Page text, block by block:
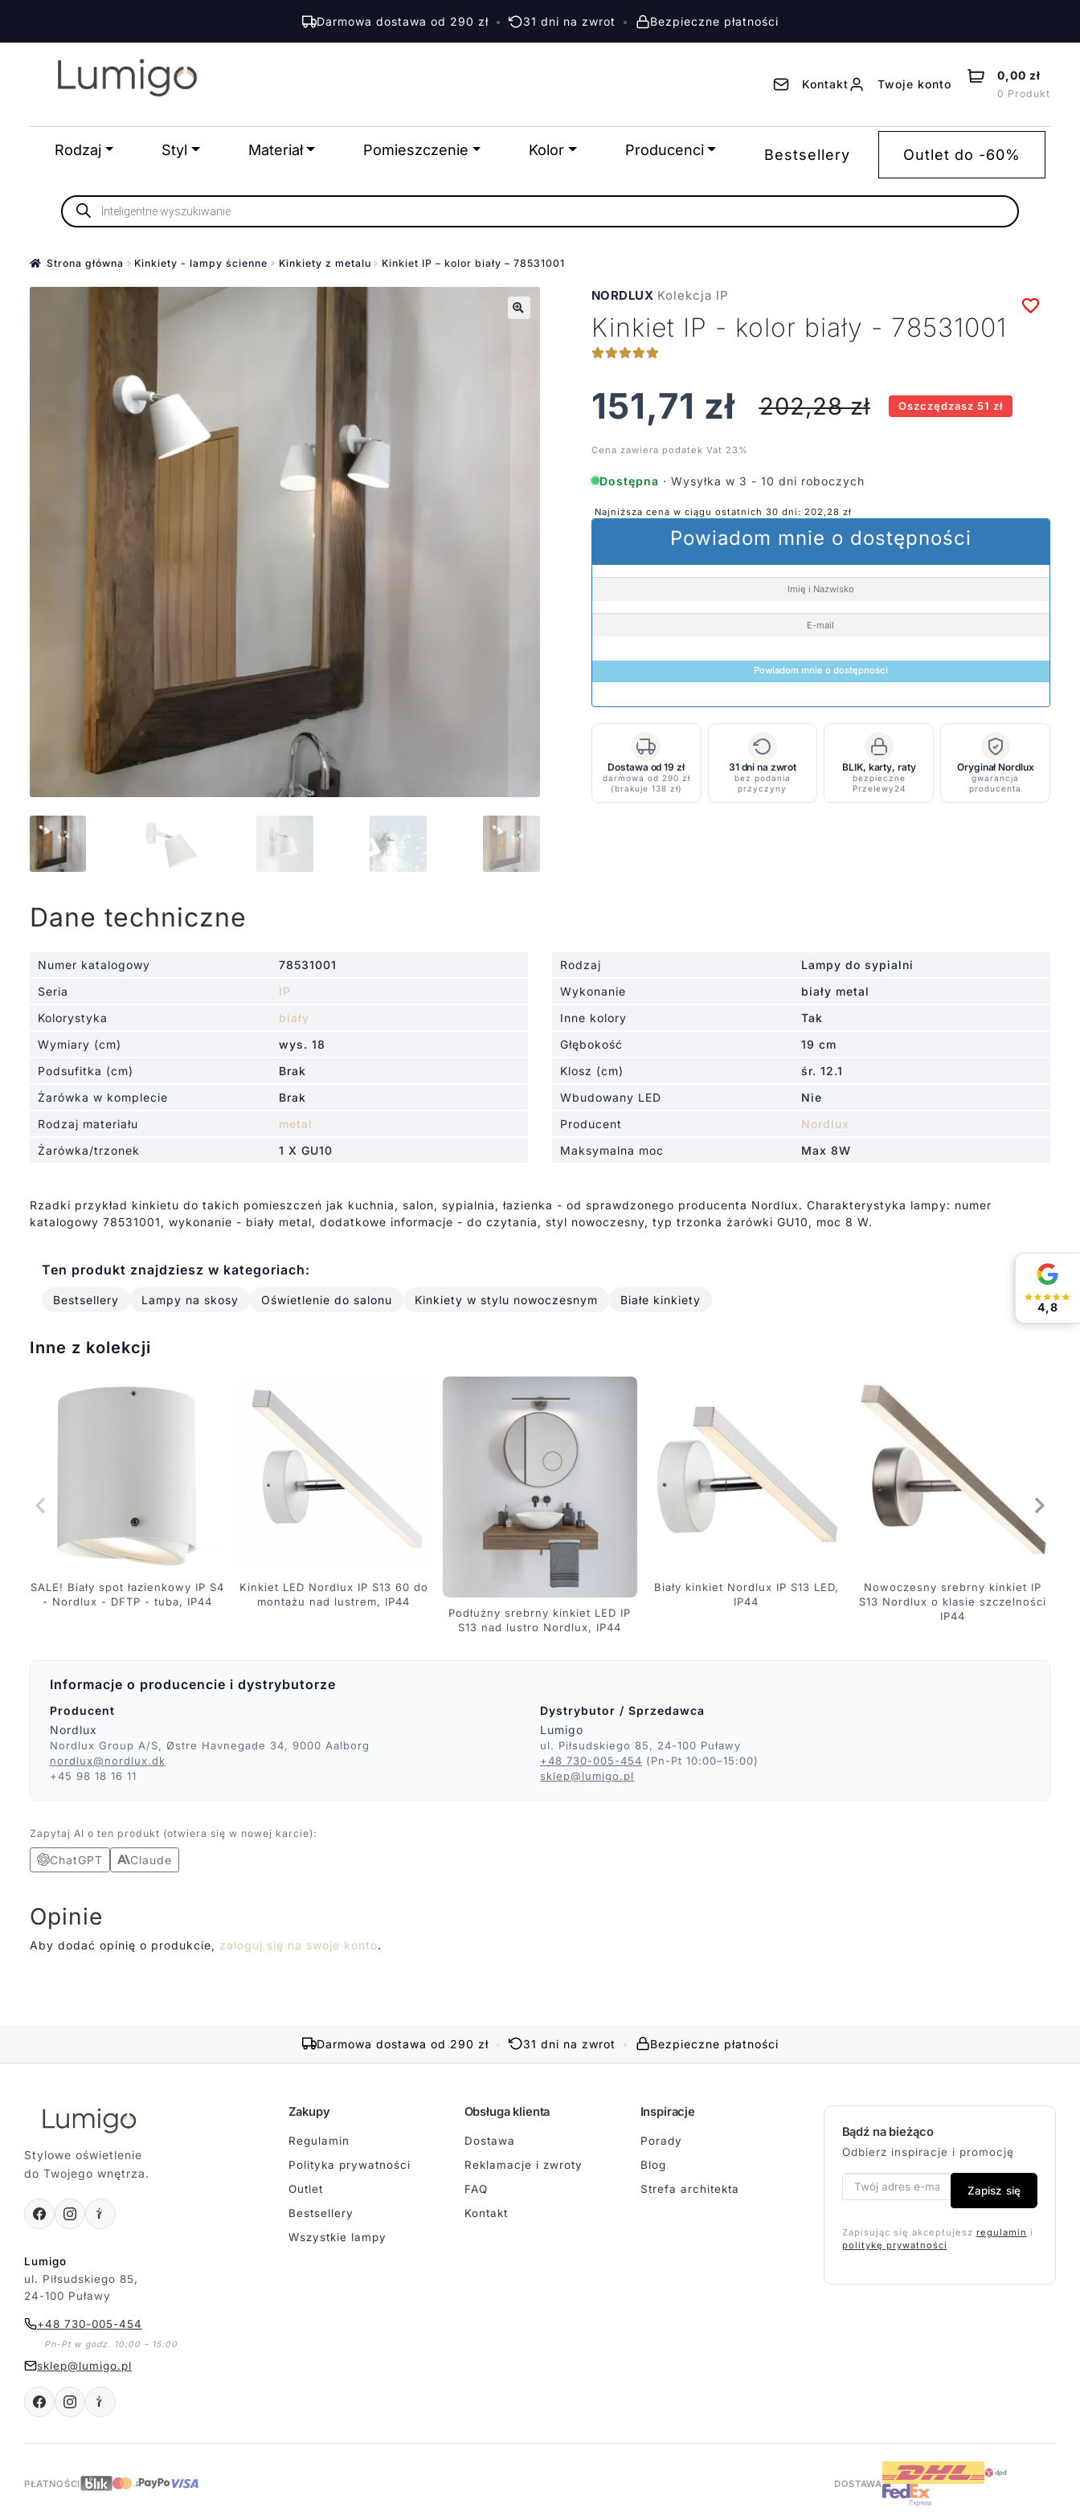
Darmowa dostawa od 290 zł • 31 dni na zwrot • Bezpieczne płatności
Przejdź
nawigacji
Przejdź
treści
Kontakt Twoje konto
Rodzaj Styl Materiał Pomieszczenie Kolor Producenci Bestsellery Outlet do -60%
0,00 zł
0 Produkt
Wyszukiwarka
produktów
Strona główna Kinkiety - lampy ścienne Kinkiety z metalu Kinkiet IP – kolor biały – 78531001
NORDLUX Kolekcja IP
Kinkiet IP - kolor biały - 78531001
151,71 zł 202,28zł Oszczędzasz 51 zł
Cena zawiera podatek Vat 23%
Dostępna · Wysyłka w 3 - 10 dni roboczych
Najniższa cena w ciągu ostatnich 30 dni: 202,28 zł
Powiadom mnie o dostępności
Powiadom mnie o dostępności
Dostawa od 19 zł
darmowa od 290 zł
(brakuje 138 zł)
31 dni na zwrot
bez podania
przyczyny
BLIK, karty, raty
bezpieczne
Przelewy24
Oryginał Nordlux
gwarancja
producenta
Dane techniczne
Numer katalogowy 78531001 Rodzaj
Lampy do sypialni
Seria
IP Wykonanie
biały metal
Kolorystyka
biały Inne kolory
Tak
Wymiary (cm)
wys. 18 Głębokość
19 cm
Podsufitka (cm)
Brak Klosz (cm)
śr. 12.1
Żarówka w komplecie
Brak Wbudowany LED
Nie
Rodzaj materiału
metal Producent
Nordlux
Żarówka/trzonek
1 X GU10 Maksymalna moc Max 8W
Rzadki przykład kinkietu do takich pomieszczeń jak kuchnia, salon, sypialnia, łazienka - od sprawdzonego producenta Nordlux. Charakterystyka lampy: numer
katalogowy 78531001, wykonanie - biały metal, dodatkowe informacje - do czytania, styl nowoczesny, typ trzonka żarówki GU10, moc 8 W.
Ten produkt znajdziesz w kategoriach:
Bestsellery Lampy na skosy Oświetlenie do salonu Kinkiety w stylu nowoczesnym Białe kinkiety
Inne z kolekcji
SALE! Biały spot łazienkowy IP S4
- Nordlux - DFTP - tuba, IP44
Kinkiet LED Nordlux IP S13 60 do
montażu nad lustrem, IP44
Podłużny srebrny kinkiet LED IP
S13 nad lustro Nordlux, IP44
Biały kinkiet Nordlux IP S13 LED,
IP44
Nowoczesny srebrny kinkiet IP
S13 Nordlux o klasie szczelności
IP44
Informacje o producencie i dystrybutorze
Producent
Nordlux
Nordlux Group A/S, Østre Havnegade 34, 9000 Aalborg
nordlux@nordlux.dk
+45 98 18 16 11
Dystrybutor / Sprzedawca
Lumigo
ul. Piłsudskiego 85, 24-100 Puławy
+48 730-005-454 (Pn-Pt 10:00–15:00)
sklep@lumigo.pl
Zapytaj AI o ten produkt (otwiera się w nowej karcie):
ChatGPT Claude
Opinie
Aby dodać opinię o produkcie, zaloguj się na swoje konto.
Darmowa dostawa od 290 zł • 31 dni na zwrot • Bezpieczne płatności
Stylowe oświetlenie
do Twojego wnętrza.
Lumigo
ul. Piłsudskiego 85,
24-100 Puławy
+48 730-005-454
Pn-Pt w godz. 10:00 – 15:00
sklep@lumigo.pl
Zakupy
Regulamin
Polityka prywatności
Outlet
Bestsellery
Wszystkie lampy
Obsługa klienta
Dostawa
Reklamacje i zwroty
FAQ
Kontakt
Inspiracje
Porady
Blog
Strefa architekta
Bądź na bieżąco
Odbierz inspiracje i promocję
Zapisz się
Zapisując się akceptujesz regulamin i
politykę prywatności .
PŁATNOŚCI DOSTAWA
4,8